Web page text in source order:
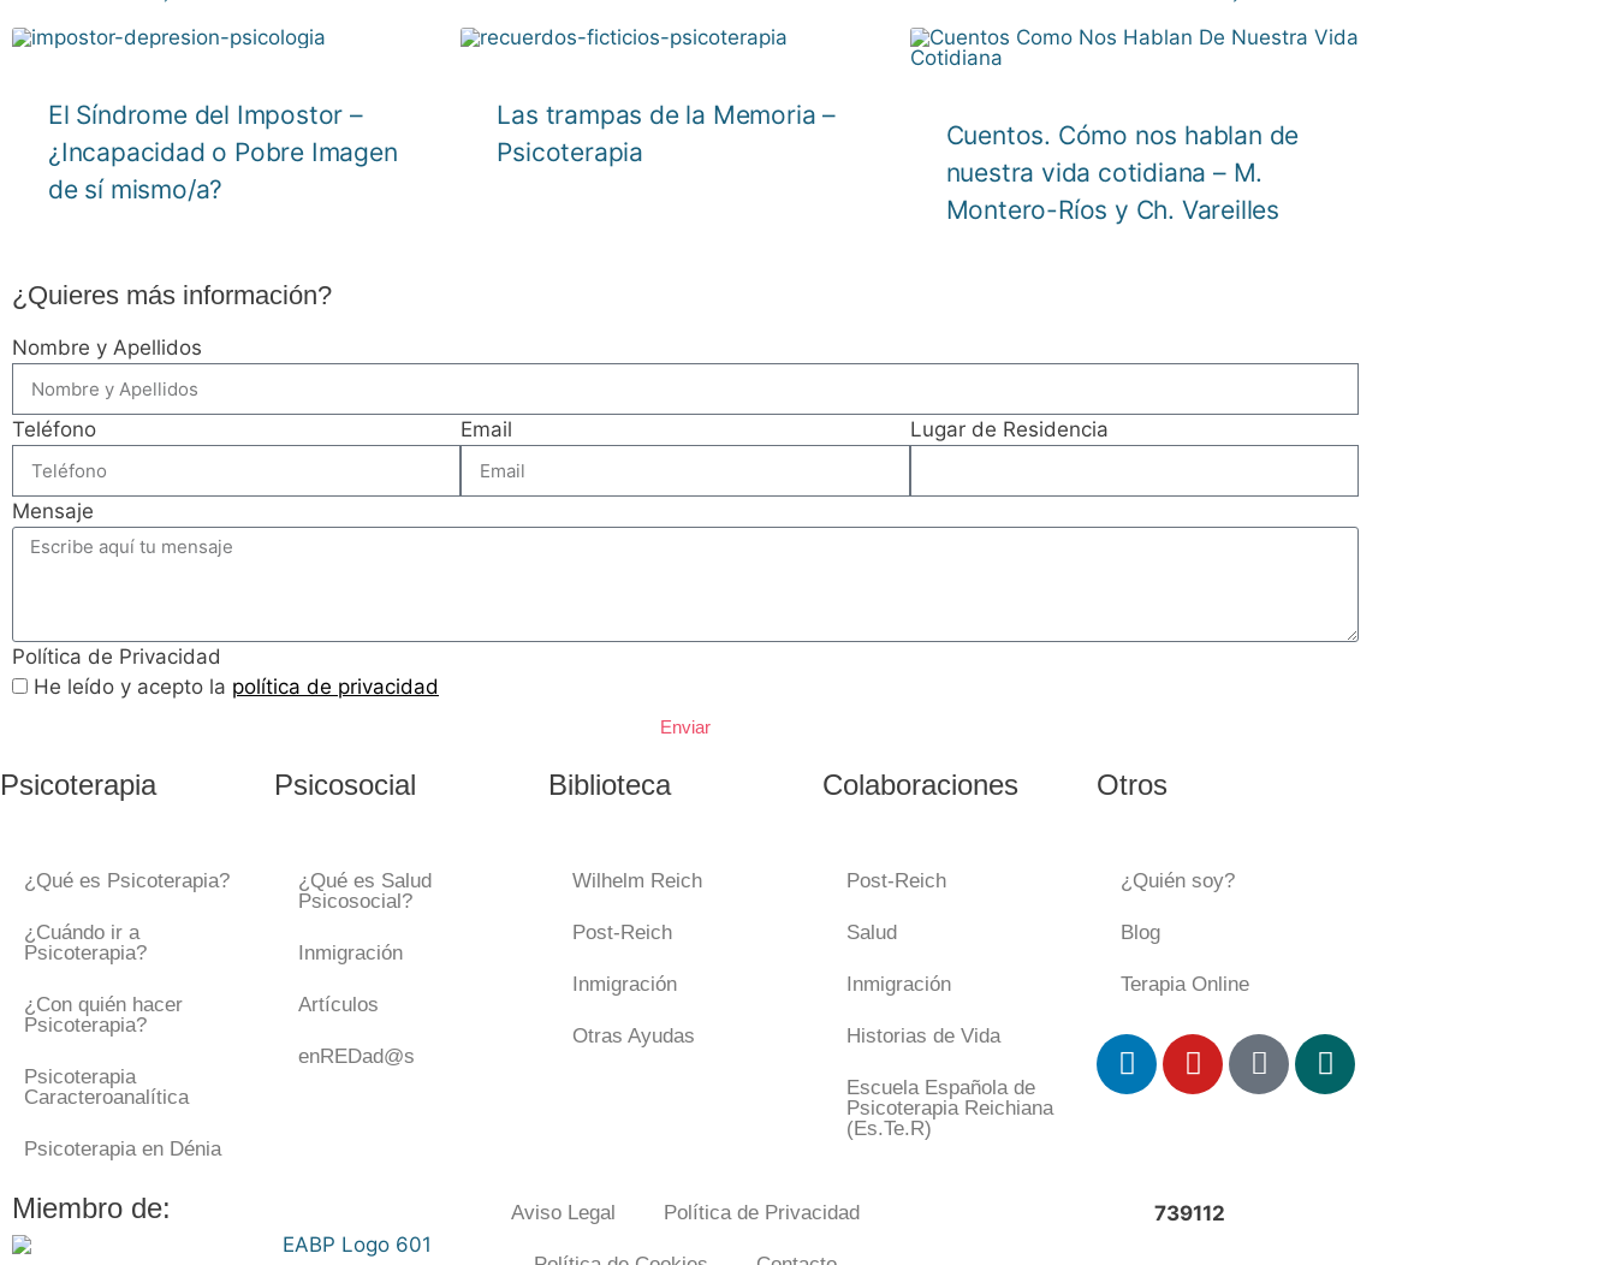
El Síndrome del Impostor –
¿Incapacidad o Pobre Imagen
de sí mismo/a?
Las trampas de la Memoria –
Psicoterapia
Cuentos. Cómo nos hablan de
nuestra vida cotidiana – M.
Montero-Ríos y Ch. Vareilles
¿Quieres más información?
Nombre y Apellidos
Teléfono Email Lugar de Residencia
Mensaje
Política de Privacidad
He leído y acepto la política de privacidad
Enviar
Psicoterapia
¿Qué es Psicoterapia?
¿Cuándo ir a
Psicoterapia?
¿Con quién hacer
Psicoterapia?
Psicoterapia
Caracteroanalítica
Psicoterapia en Dénia
Psicosocial
¿Qué es Salud
Psicosocial?
Inmigración
Artículos
enREDad@s
Biblioteca
Wilhelm Reich
Post-Reich
Inmigración
Otras Ayudas
Colaboraciones
Post-Reich
Salud
Inmigración
Historias de Vida
Escuela Española de
Psicoterapia Reichiana
(Es.Te.R)
Otros
¿Quién soy?
Blog
Terapia Online
Miembro de: Aviso Legal Política de Privacidad 739112